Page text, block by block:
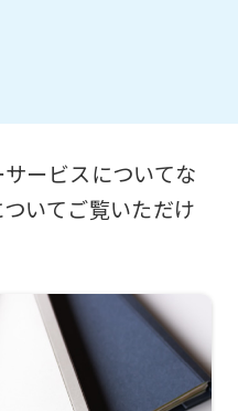
ービスについてな
いてご覧いただけ